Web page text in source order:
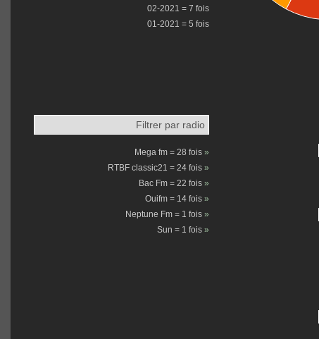
02-2021 = 7 fois
01-2021 = 5 fois
Filtrer par radio
Mega fm = 28 fois»
RTBF classic21 = 24 fois»
Bac Fm = 22 fois»
Ouifm = 14 fois»
Neptune Fm = 1 fois»
Sun = 1 fois»